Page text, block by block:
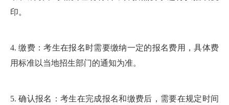
印。
4. 缴费：考生在报名时需要缴纳一定的报名费用，具体费
用标准以当地招生部门的通知为准。
5. 确认报名：考生在完成报名和缴费后，需要在规定时间